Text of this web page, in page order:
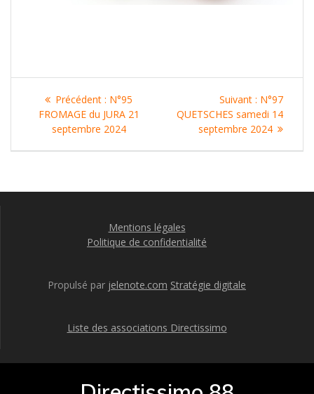
Navigation
l’article
Précédent : Article
précédent
:
N°95
FROMAGE du JURA 21
septembre 2024
Suivant : Article
suivant
:
N°97
QUETSCHES samedi 14
septembre 2024
Mentions légales
Politique de confidentialité
Propulsé par jelenote.com Stratégie digitale
Liste des associations Directissimo